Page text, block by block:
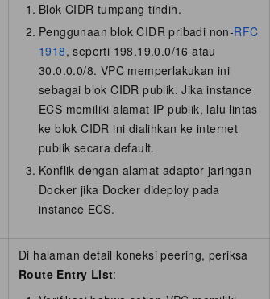
Blok CIDR tumpang tindih.
Penggunaan blok CIDR pribadi non-RFC
1918, seperti 198.19.0.0/16 atau
30.0.0.0/8. VPC memperlakukan ini
sebagai blok CIDR publik. Jika instance
ECS memiliki alamat IP publik, lalu lintas
ke blok CIDR ini dialihkan ke internet
publik secara default.
Konflik dengan alamat adaptor jaringan
Docker jika Docker dideploy pada
instance ECS.
Di halaman detail koneksi peering, periksa
Route Entry List: